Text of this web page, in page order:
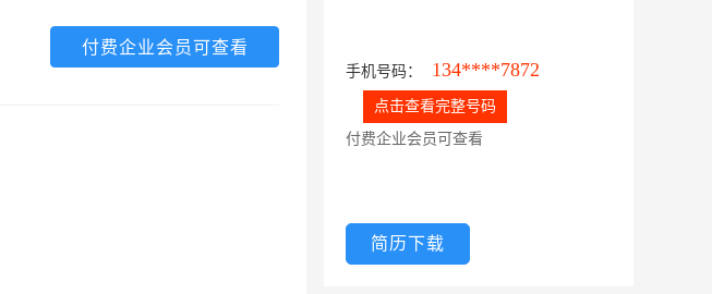
付费企业会员可查看
手机号码： 134****7872
点击查看完整号码
付费企业会员可查看
简历下载